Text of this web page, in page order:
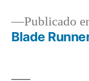
Publicado
Blade